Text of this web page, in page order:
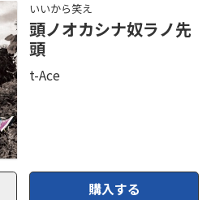
いいから笑え
頭ノオカシナ奴ラノ先
頭
t-Ace
購入する